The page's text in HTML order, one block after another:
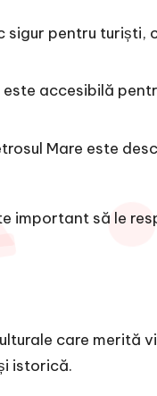
sigur pentru turiști,
accesibilă
Mare este
important să le
care merită
istorică.